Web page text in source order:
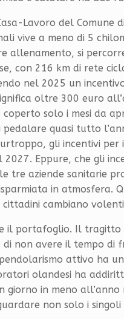
Lavoro del Comune
vive a meno di 5
allenamento, si
con 216 km di rete
nel 2025 un
oltre 300 euro
solo i mesi da
quasi tutto
gli incentivi
Eppure, che gli
tre aziende sanitarie
in atmosfera.
cambiano
il portafoglio. Il
non avere il tempo di
attivo ha
olandesi ha
in meno
non solo i singoli